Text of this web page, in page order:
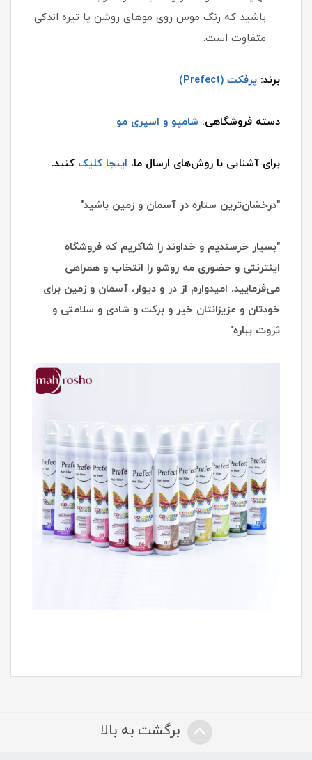
باشید که رنگ موس روی موهای روشن یا تیره اندکی
متفاوت است.
برند: پرفکت (Prefect)
دسته فروشگاهی: شامپو و اسپری مو
برای آشنایی با روش‌های ارسال ما، اینجا کلیک کنید.
"درخشان‌ترین ستاره در آسمان و زمین باشید"
"بسیار خرسندیم و خداوند را شاکریم که فروشگاه
اینترنتی و حضوری مه روشو را انتخاب و همراهی
می‌فرمایید. امیدوارم از در و دیوار، آسمان و زمین برای
خودتان و عزیزانتان خیر و برکت و شادی و سلامتی و
ثروت بباره"
برگشت به بالا